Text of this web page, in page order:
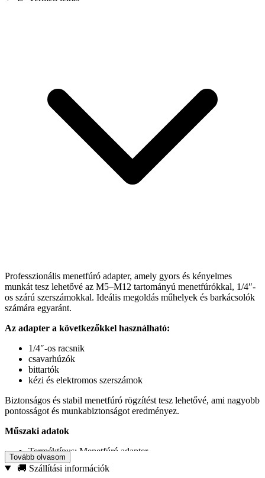
Professzionális menetfúró adapter, amely gyors és kényelmes
munkát tesz lehetővé az M5–M12 tartományú menetfúrókkal, 1/4″-
os szárú szerszámokkal. Ideális megoldás műhelyek és barkácsolók
számára egyaránt.
Az adapter a következőkkel használható:
1/4″-os racsnik
csavarhúzók
bittartók
kézi és elektromos szerszámok
Biztonságos és stabil menetfúró rögzítést tesz lehetővé, ami nagyobb
pontosságot és munkabiztonságot eredményez.
Műszaki adatok
Terméktípus: Menetfúró adapter
Tomány mérete: 1/4″
Menetfúró tartomány: M5 – M12
Tovább olvasom
🚚 Szállítási információk